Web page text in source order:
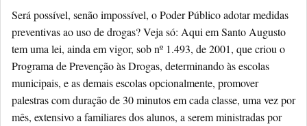
Será possível, senão impossível, o Poder Público adotar medidas
preventivas ao uso de drogas? Veja só: Aqui em Santo Augusto
tem uma lei, ainda em vigor, sob nº 1.493, de 2001, que criou o
Programa de Prevenção às Drogas, determinando às escolas
municipais, e as demais escolas opcionalmente, promover
palestras com duração de 30 minutos em cada classe, uma vez por
mês, extensivo a familiares dos alunos, a serem ministradas por